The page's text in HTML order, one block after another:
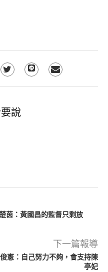
說
茵：黃國昌的監督只剩放
下一篇報導
憲：自己努力不夠，會支持陳
亭妃